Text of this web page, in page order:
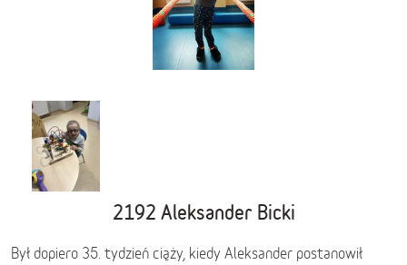
2192 Aleksander Bicki
Był dopiero 35. tydzień ciąży, kiedy Aleksander postanowił